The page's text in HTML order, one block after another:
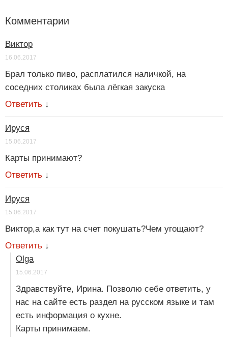
Комментарии
Виктор
16.06.2017
Брал только пиво, расплатился наличкой, на
соседних столиках была лёгкая закуска
Ответить ↓
Ируся
15.06.2017
Карты принимают?
Ответить ↓
Ируся
15.06.2017
Виктор,а как тут на счет покушать?Чем угощают?
Ответить ↓
Olga
15.06.2017
Здравствуйте, Ирина. Позволю себе ответить, у
нас на сайте есть раздел на русском языке и там
есть информация о кухне.
Карты принимаем.